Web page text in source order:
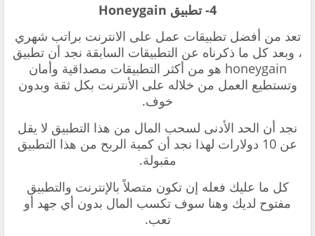
4- تطبيق Honeygain
تعد من أفضل تطبيقات عمل على الانترنت براتب شهري
، وبعد كل ما ذكرناه عن التطبيقات السابقة نجد أن تطبيق
honeygain هو من أكثر التطبيقات مصداقية وأمان
وتستطيع العمل من خلاله على الأنترنت بكل ثقة وبدون
خوف.
نجد أن الحد الأدنى لسحب المال من هذا التطبيق لا يقل
عن 10 دولارات لهذا نجد أن كمية الربح من هذا التطبيق
مقبولة.
كل ما عليك فعله إن تكون متصلاً بالإنترنت والتطبيق
مفتوح لديك وهنا سوف تكسب المال بدون أي جهد أو
تعب.